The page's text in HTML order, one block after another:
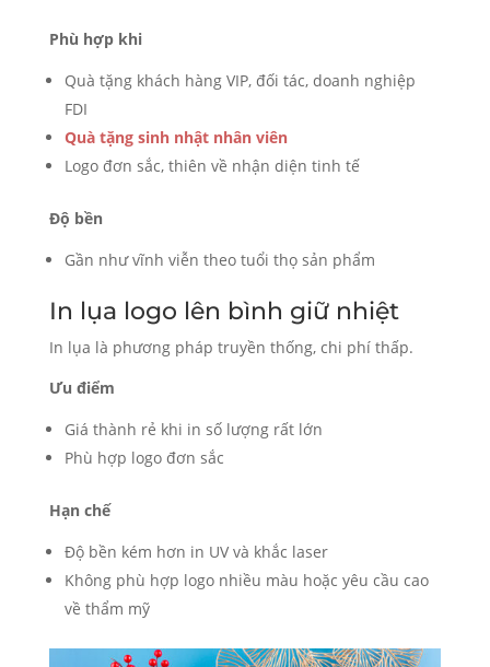
Phù hợp khi
Quà tặng khách hàng VIP, đối tác, doanh nghiệp
FDI
Quà tặng sinh nhật nhân viên
Logo đơn sắc, thiên về nhận diện tinh tế
Độ bền
Gần như vĩnh viễn theo tuổi thọ sản phẩm
In lụa logo lên bình giữ nhiệt
In lụa là phương pháp truyền thống, chi phí thấp.
Ưu điểm
Giá thành rẻ khi in số lượng rất lớn
Phù hợp logo đơn sắc
Hạn chế
Độ bền kém hơn in UV và khắc laser
Không phù hợp logo nhiều màu hoặc yêu cầu cao
về thẩm mỹ